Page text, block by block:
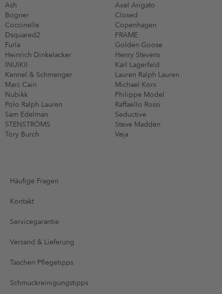
Ash
Axel Arigato
Bogner
Closed
Coccinelle
Copenhagen
Dsquared2
FRAME
Furla
Golden Goose
Heinrich Dinkelacker
Henry Stevens
INUIKII
Karl Lagerfeld
Kennel & Schmenger
Lauren Ralph Lauren
Marc Cain
Michael Kors
Nubikk
Philippe Model
Polo Ralph Lauren
Raffaello Rossi
Sam Edelman
Seductive
STENSTRÖMS
Steve Madden
Tory Burch
Veja
Häufige Fragen
Kontakt
Servicegarantie
Versand & Lieferung
Taschen Pflegetipps
Schmuckreinigungstipps